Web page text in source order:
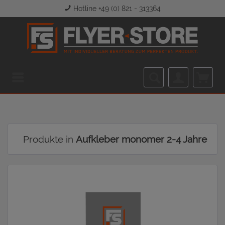
Hotline +49 (0) 821 - 313364
Produkte in Aufkleber monomer 2-4 Jahre